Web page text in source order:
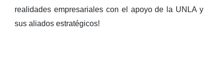
realidades empresariales con el apoyo de la UNLA y
sus aliados estratégicos!